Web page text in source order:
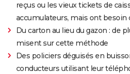
reçus ou les vieux tickets de
accumulateurs, mais ont besoin
Du carton au lieu du gazon : de
misent sur cette méthode
Des policiers déguisés en
conducteurs utilisant leur